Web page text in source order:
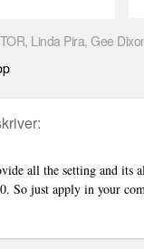
Linda Pira, Gee
all the setting and its
So just apply in your